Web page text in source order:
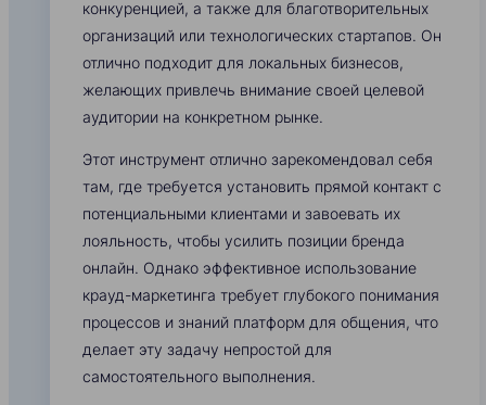
конкуренцией, а также для благотворительных
организаций или технологических стартапов. Он
отлично подходит для локальных бизнесов,
желающих привлечь внимание своей целевой
аудитории на конкретном рынке.
Этот инструмент отлично зарекомендовал себя
там, где требуется установить прямой контакт с
потенциальными клиентами и завоевать их
лояльность, чтобы усилить позиции бренда
онлайн. Однако эффективное использование
крауд-маркетинга требует глубокого понимания
процессов и знаний платформ для общения, что
делает эту задачу непростой для
самостоятельного выполнения.